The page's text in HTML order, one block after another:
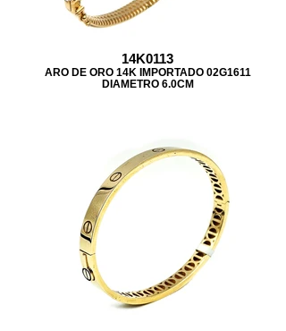
14K0113
ARO DE ORO 14K IMPORTADO 02G1611
DIAMETRO 6.0CM